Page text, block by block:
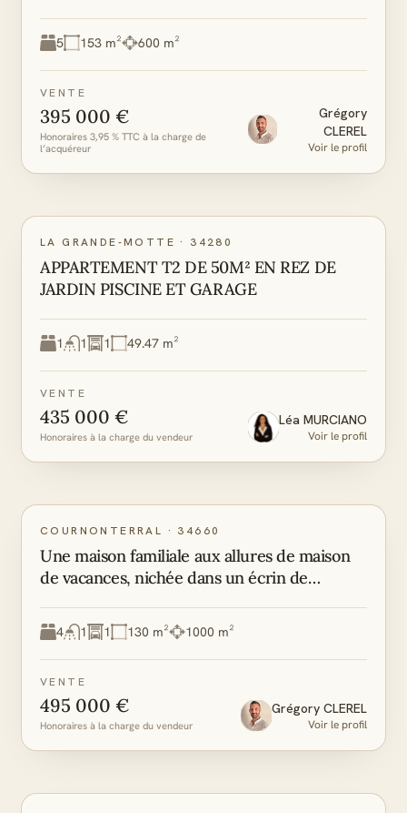
5 153 m² 600 m²
VENTE
395 000 €
Honoraires 3,95 % TTC à la charge de
l’acquéreur
Grégory
CLEREL
Voir le profil
LA GRANDE-MOTTE · 34280
APPARTEMENT T2 DE 50M² EN REZ DE
JARDIN PISCINE ET GARAGE
1 1 1 49.47 m²
VENTE
435 000 €
Honoraires à la charge du vendeur
Léa MURCIANO
Voir le profil
COURNONTERRAL · 34660
Une maison familiale aux allures de maison
de vacances, nichée dans un écrin de
4 1 1 130 m² 1000 m²
VENTE
495 000 €
Honoraires à la charge du vendeur
Grégory CLEREL
Voir le profil